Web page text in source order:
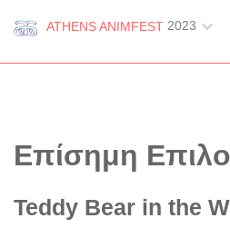
ATHENS ANIMFEST 2023
Επίσημη
Teddy Bear in the